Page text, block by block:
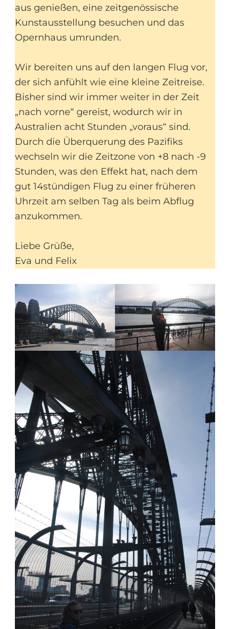
aus genießen, eine zeitgenössische
Kunstausstellung besuchen und das
Opernhaus umrunden.
Wir bereiten uns auf den langen Flug vor,
der sich anfühlt wie eine kleine Zeitreise.
Bisher sind wir immer weiter in der Zeit
„nach vorne“ gereist, wodurch wir in
Australien acht Stunden „voraus“ sind.
Durch die Überquerung des Pazifiks
wechseln wir die Zeitzone von +8 nach -9
Stunden, was den Effekt hat, nach dem
gut 14stündigen Flug zu einer früheren
Uhrzeit am selben Tag als beim Abflug
anzukommen.
Liebe Grüße,
Eva und Felix